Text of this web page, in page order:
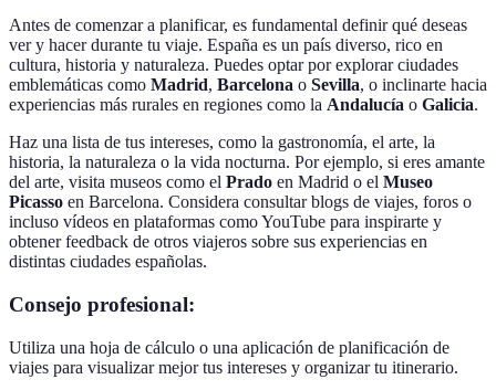
Antes de comenzar a planificar, es fundamental definir qué deseas
ver y hacer durante tu viaje. España es un país diverso, rico en
cultura, historia y naturaleza. Puedes optar por explorar ciudades
emblemáticas como Madrid, Barcelona o Sevilla, o inclinarte hacia
experiencias más rurales en regiones como la Andalucía o Galicia.
Haz una lista de tus intereses, como la gastronomía, el arte, la
historia, la naturaleza o la vida nocturna. Por ejemplo, si eres amante
del arte, visita museos como el Prado en Madrid o el Museo
Picasso en Barcelona. Considera consultar blogs de viajes, foros o
incluso vídeos en plataformas como YouTube para inspirarte y
obtener feedback de otros viajeros sobre sus experiencias en
distintas ciudades españolas.
Consejo profesional:
Utiliza una hoja de cálculo o una aplicación de planificación de
viajes para visualizar mejor tus intereses y organizar tu itinerario.